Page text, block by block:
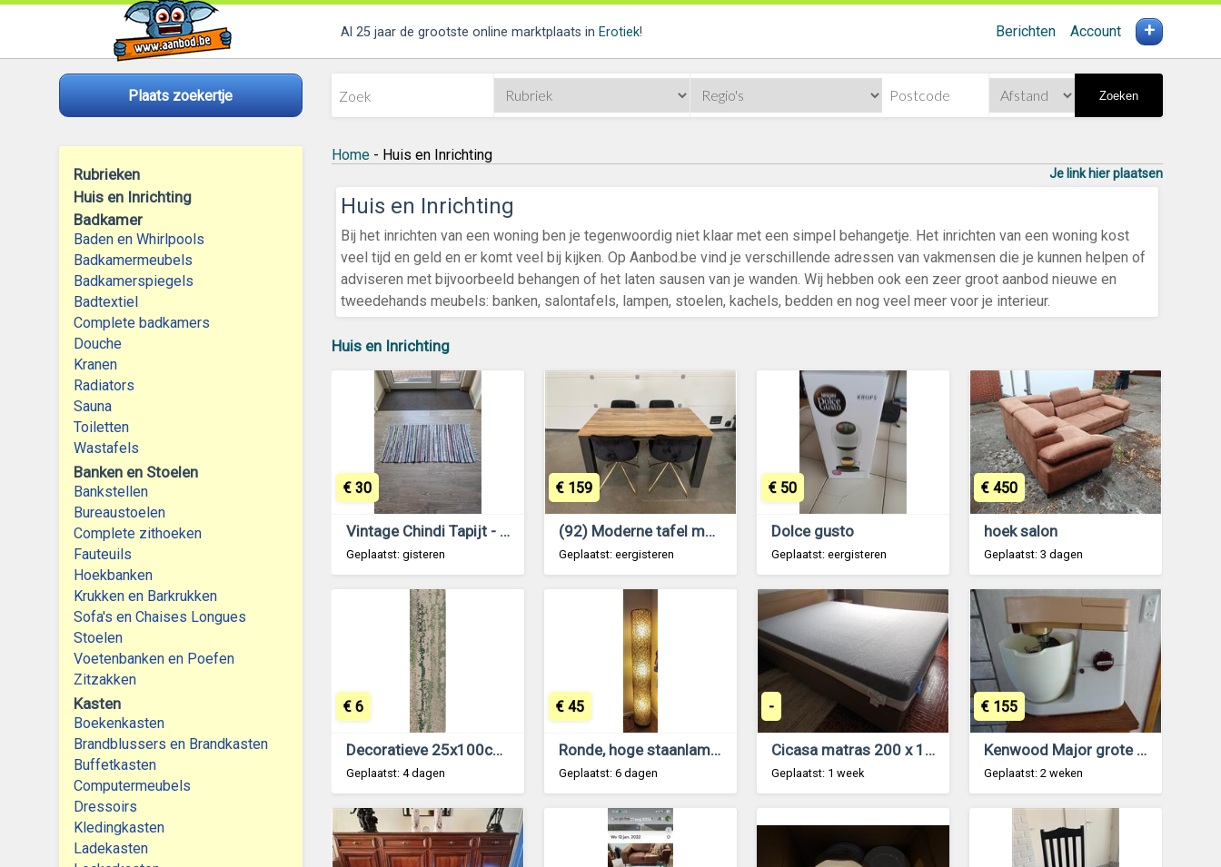
Al 25 jaar de grootste online marktplaats in Erotiek! Berichten Account +
Plaats zoekertje Zoeken
Rubrieken
Huis en Inrichting
Badkamer
Baden en Whirlpools
Badkamermeubels
Badkamerspiegels
Badtextiel
Complete badkamers
Douche
Kranen
Radiators
Sauna
Toiletten
Wastafels
Banken en Stoelen
Bankstellen
Bureaustoelen
Complete zithoeken
Fauteuils
Hoekbanken
Krukken en Barkrukken
Sofa's en Chaises Longues
Stoelen
Voetenbanken en Poefen
Zitzakken
Kasten
Boekenkasten
Brandblussers en Brandkasten
Buffetkasten
Computermeubels
Dressoirs
Kledingkasten
Ladekasten
Home- Huis en Inrichting
Je link hier plaatsen
Huis en Inrichting
Bij het inrichten van een woning ben je tegenwoordig niet klaar met een simpel behangetje. Het inrichten van een woning kost
veel tijd en geld en er komt veel bij kijken. Op Aanbod.be vind je verschillende adressen van vakmensen die je kunnen helpen of
adviseren met bijvoorbeeld behangen of het laten sausen van je wanden. Wij hebben ook een zeer groot aanbod nieuwe en
tweedehands meubels: banken, salontafels, lampen, stoelen, kachels, bedden en nog veel meer voor je interieur.
Huis en Inrichting
Vintage Chindi Tapijt - Rag Rug - Handgeweven
Geplaatst: gisteren
€ 30
(92) Moderne tafel met 4 stoelen.
Geplaatst: eergisteren
€ 159
Dolce gusto
Geplaatst: eergisteren
€ 50
hoek salon
Geplaatst: 3 dagen
€ 450
Decoratieve 25x100cm Tapijttegels Groene accenten
Geplaatst: 4 dagen
€ 6
Ronde, hoge staanlamp in riet en stof
Geplaatst: 6 dagen
€ 45
Cicasa matras 200 x 140 cm nieuw
Geplaatst: 1 week
-
Kenwood Major grote keuken robot in goede staat .
Geplaatst: 2 weken
€ 155